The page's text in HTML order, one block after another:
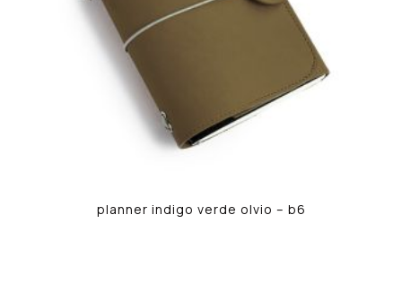
planner indigo verde olvio – b6